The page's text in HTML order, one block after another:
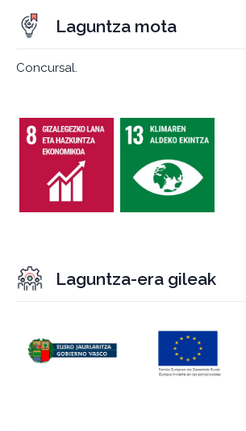
Laguntza mota
Concursal.
Laguntza-era gileak